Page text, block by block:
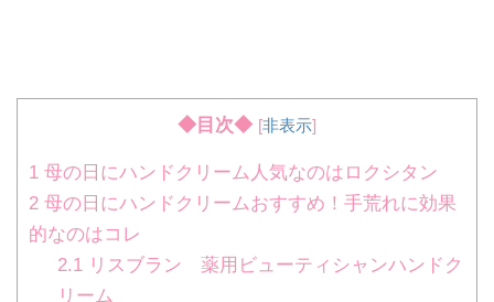
◆目次◆ [非表示]
1 母の日にハンドクリーム人気なのはロクシタン
2 母の日にハンドクリームおすすめ！手荒れに効果
的なのはコレ
2.1リスブラン 薬用ビューティシャンハンドク
リーム